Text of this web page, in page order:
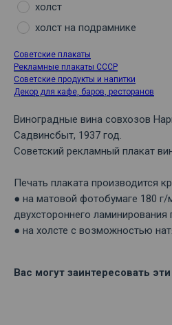
холст
холст на подрамнике
Советские плакаты
Рекламные плакаты СССР
Советские продукты и напитки
Декор для кафе, баров, ресторанов
Виноградные вина совхозов
Садвинсбыт, 1937 год.
Советский рекламный плакат
Печать плаката производится
● на матовой фотобумаге 180
двухстороннего ламинирования
● на холсте с возможностью
Вас могут заинтересовать